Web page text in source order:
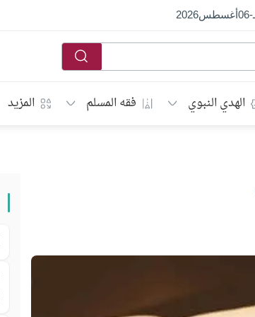
-
06أغسطس2026
الهدي النبوي فقه المسلم المزيد